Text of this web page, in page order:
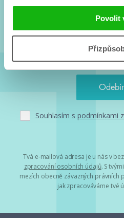
Povolit
Souhlasím s podmínkami
Tvá e-mailová adresa je u nás v
zpracování osobních údajů. S
mezích obecně závazných právních
jak zpracováváme tvé